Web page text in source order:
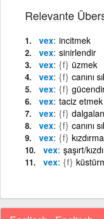
Relevante
vex incitmek
vex sinirlendir
vex {f} üzmek
vex {f} canını
vex {f}
vex taciz etmek
vex {f}
vex {f} canını
vex {f}
vex şaşırt/
vex {f}